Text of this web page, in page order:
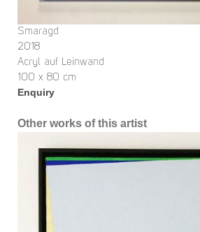
Smaragd
2018
Acryl auf Leinwand
100 x 80 cm
Enquiry
Other works of this artist